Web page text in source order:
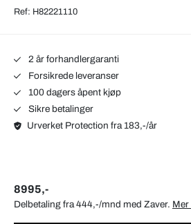
Ref: H82221110
2 år forhandlergaranti
Forsikrede leveranser
100 dagers åpent kjøp
Sikre betalinger
Urverket Protection fra 183,-/år
8995,-
Delbetaling fra 444,-/mnd med Zaver.